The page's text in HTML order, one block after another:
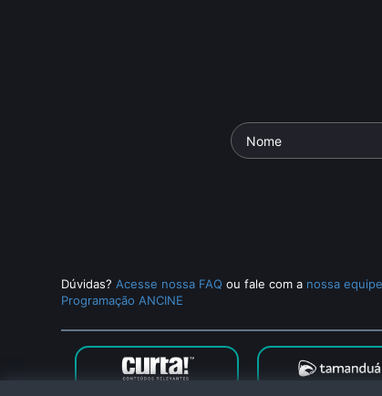
Dúvidas? Acesse nossa FAQ ou fale com a nossa equipe
Programação ANCINE